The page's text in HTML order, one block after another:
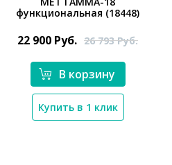
*}
функциональная (18448)
22 900 Руб. 26 793Руб.
В корзину
Купить в 1 клик